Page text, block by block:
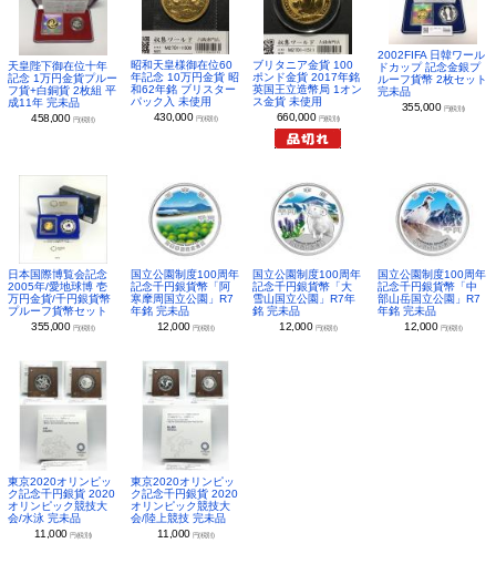
天皇陛下御在位十年
記念 1万円金貨プルー
フ貨+白銅貨 2枚組 平
成11年 完未品
458,000 円(税別)
昭和天皇様御在位60
年記念 10万円金貨 昭
和62年銘 ブリスター
パック入 未使用
430,000 円(税別)
ブリタニア金貨 100
ポンド金貨 2017年銘
英国王立造幣局 1オン
ス金貨 未使用
660,000 円(税別)
2002FIFA 日韓ワール
ドカップ 記念金銀プ
ルーフ貨幣 2枚セット
完未品
355,000 円(税別)
日本国際博覧会記念
2005年/愛地球博 壱
万円金貨/千円銀貨幣
プルーフ貨幣セット
355,000 円(税別)
国立公園制度100周年
記念千円銀貨幣「阿
寒摩周国立公園」R7
年銘 完未品
12,000 円(税別)
国立公園制度100周年
記念千円銀貨幣「大
雪山国立公園」R7年
銘 完未品
12,000 円(税別)
国立公園制度100周年
記念千円銀貨幣「中
部山岳国立公園」R7
年銘 完未品
12,000 円(税別)
東京2020オリンピッ
ク記念千円銀貨 2020
オリンピック競技大
会/水泳 完未品
11,000円(税別)
東京2020オリンピッ
ク記念千円銀貨 2020
オリンピック競技大
会/陸上競技 完未品
11,000 円(税別)